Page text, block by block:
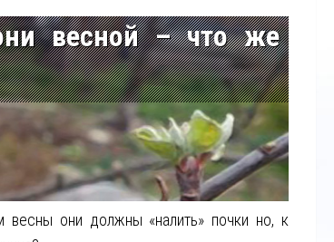
весной – что же
они должны «налить» почки но, к